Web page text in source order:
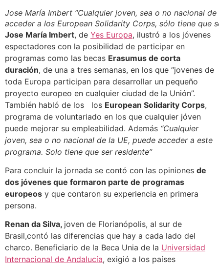
Jose María Imbert “Cualquier joven, sea o no nacional de
acceder a los European Solidarity Corps, sólo tiene que
Jose María Imbert, de Yes Europa, ilustró a los jóvenes
espectadores con la posibilidad de participar en
programas como las becas Erasumus de corta
duración, de una a tres semanas, en los que “jovenes de
toda Europa participan para desarrollar un pequeño
proyecto europeo en cualquier ciudad de la Unión”.
También habló de los los European Solidarity Corps,
programa de voluntariado en los que cualquier jóven
puede mejorar su empleabilidad. Además “Cualquier
joven, sea o no nacional de la UE, puede acceder a este
programa. Solo tiene que ser residente”
Para concluir la jornada se contó con las opiniones de
dos jóvenes que formaron parte de programas
europeos y que contaron su experiencia en primera
persona.
Renan da Silva, joven de Florianópolis, al sur de
Brasil,contó las diferencias que hay a cada lado del
charco. Beneficiario de la Beca Unia de la Universidad
Internacional de Andalucía, exigió a los países